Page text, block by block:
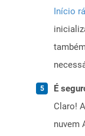
Início
É
Claro!
nuvem